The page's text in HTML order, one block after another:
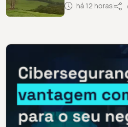
há 12 horas